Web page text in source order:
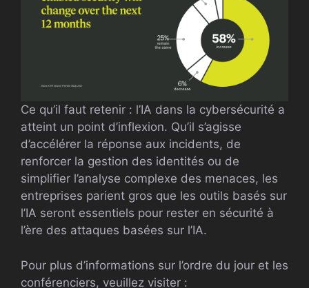
Ce qu’il faut retenir : l’IA dans la cybersécurité a
atteint un point d’inflexion. Qu’il s’agisse
d’accélérer la réponse aux incidents, de
renforcer la gestion des identités ou de
simplifier l’analyse complexe des menaces, les
entreprises parient gros que les outils basés sur
l’IA seront essentiels pour rester en sécurité à
l’ère des attaques basées sur l’IA.
Pour plus d’informations sur l’ordre du jour et les
conférenciers, veuillez visiter :